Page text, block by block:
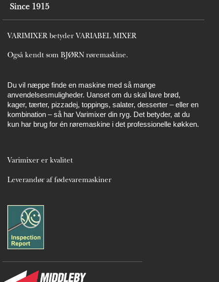
Since 1915
VARIMIXER betyder VARIABEL MIXER
Også kendt som BJØRN røremaskine.
Du vil næppe finde en maskine med så mange
anvendelsesmuligheder. Uanset om du skal lave brød,
kager, tærter, pizzadej, toppings, salater, desserter – eller en
kombination – så har Varimixer din ryg. Det betyder, at du
kun har brug for én røremaskine i det professionelle køkken.
Varimixer er kvalitet
Leverandør af fødevaremaskiner